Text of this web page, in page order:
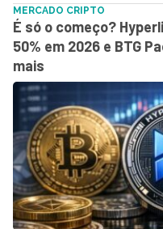
MERCADO CRIPTO
É só o começo?
50% em 2026 e BTG
mais